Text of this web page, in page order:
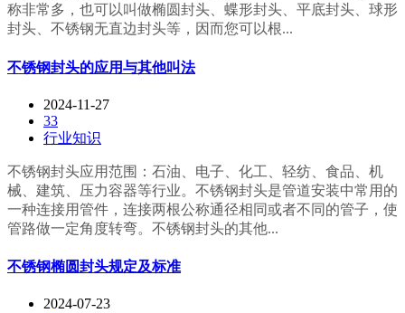
称非常多，也可以叫做椭圆封头、蝶形封头、平底封头、球形
封头、不锈钢无直边封头等，因而您可以根...
不锈钢封头的应用与其他叫法
2024-11-27
33
行业知识
‍‍不锈钢封头应用范围：石油、电子、化工、轻纺、食品、机
械、建筑、压力容器等行业。不锈钢封头是管道安装中常用的
一种连接用管件，连接两根公称通径相同或者不同的管子，使
管路做一定角度转弯。不锈钢封头的其他...
不锈钢椭圆封头规定及标准
2024-07-23